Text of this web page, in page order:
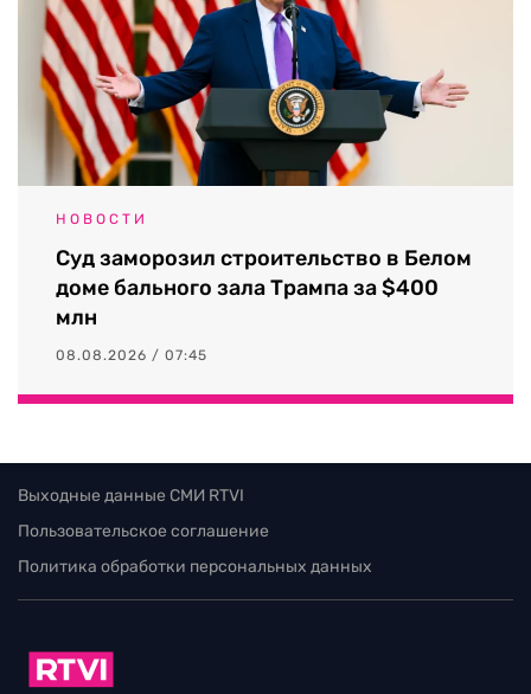
НОВОСТИ
Суд заморозил строительство в Белом
доме бального зала Трампа за $400
млн
08.08.2026 / 07:45
Выходные данные СМИ RTVI
Пользовательское соглашение
Политика обработки персональных данных